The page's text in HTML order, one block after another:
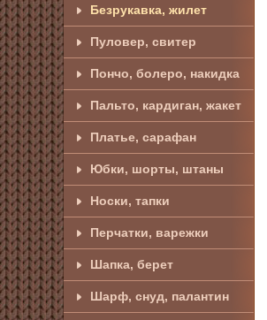
Безрукавка, жилет
Пуловер, свитер
Пончо, болеро, накидка
Пальто, кардиган, жакет
Платье, сарафан
Юбки, шорты, штаны
Носки, тапки
Перчатки, варежки
Шапка, берет
Шарф, снуд, палантин